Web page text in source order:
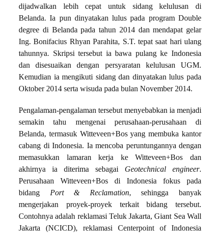
dijadwalkan lebih cepat untuk sidang kelulusan di
Belanda. Ia pun dinyatakan lulus pada program Double
degree di Belanda pada tahun 2014 dan mendapat gelar
Ing. Bonifacius Rhyan Parahita, S.T. tepat saat hari ulang
tahunnya. Skripsi tersebut ia bawa pulang ke Indonesia
dan disesuaikan dengan persyaratan kelulusan UGM.
Kemudian ia mengikuti sidang dan dinyatakan lulus pada
Oktober 2014 serta wisuda pada bulan November 2014.
Pengalaman-pengalaman tersebut menyebabkan ia menjadi
semakin tahu mengenai perusahaan-perusahaan di
Belanda, termasuk Witteveen+Bos yang membuka kantor
cabang di Indonesia. Ia mencoba peruntungannya dengan
memasukkan lamaran kerja ke Witteveen+Bos dan
akhirnya ia diterima sebagai Geotechnical engineer.
Perusahaan Witteveen+Bos di Indonesia fokus pada
bidang Port & Reclamation, sehingga banyak
mengerjakan proyek-proyek terkait bidang tersebut.
Contohnya adalah reklamasi Teluk Jakarta, Giant Sea Wall
Jakarta (NCICD), reklamasi Centerpoint of Indonesia